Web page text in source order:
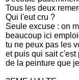
Tous les deux
Qui l'eut cru ?
Seule excuse : on
beaucoup ici
tu ne peux pas les
et puis qui sait
de la peinture que